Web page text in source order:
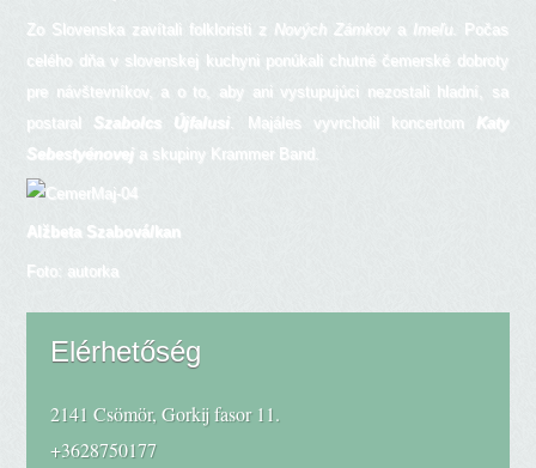
Zo Slovenska zavítali folkloristi z Nových Zámkov a Imeľu. Počas
celého dňa v slovenskej kuchyni ponúkali chutné čemerské dobroty
pre návštevníkov, a o to, aby ani vystupujúci nezostali hladní, sa
postaral Szabolcs Újfalusi . Majáles vyvrcholil koncertom Katy
Sebestyénovej a skupiny Krammer Band.
Alžbeta Szabová/kan
Foto: autorka
Elérhetőség
2141 Csömör, Gorkij fasor 11.
+3628750177